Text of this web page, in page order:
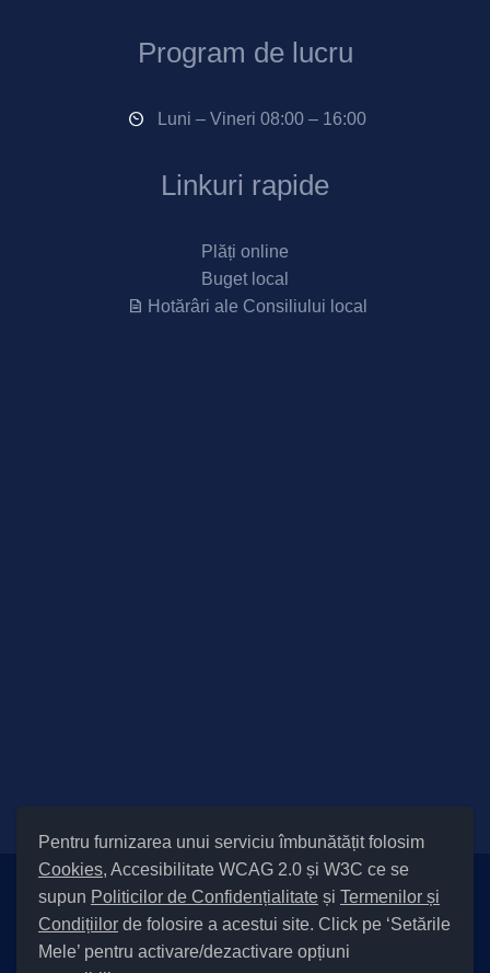
Pentru furnizarea unui serviciu îmbunătățit folosim
Cookies, Accesibilitate WCAG 2.0 și W3C ce se
supun Politicilor de Confidențialitate și Termenilor și
Condițiilor de folosire a acestui site. Click pe ‘Setările
Mele’ pentru activare/dezactivare opțiuni
Program de lucru
Luni – Vineri 08:00 – 16:00
Linkuri rapide
Plăți online
Buget local
Hotărâri ale Consiliului local
Setări Cookies și Accesibilitate
Informare cu privire la prelucrarea datelor|Politică de utilizare
| Termeni și condiții de utilizare a site-ului